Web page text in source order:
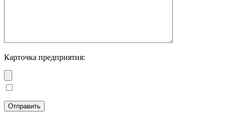
Карточка предприятия: